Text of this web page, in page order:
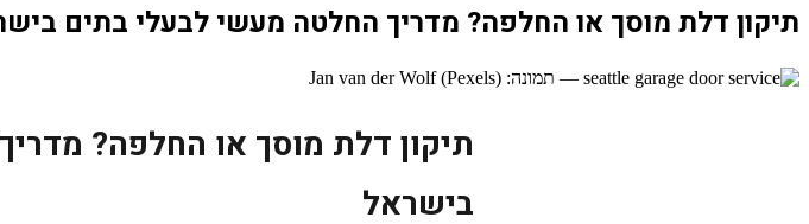
תיקון דלת מוסך או החלפה? מדריך החלטה מעשי לבעלי בתים
תיקון דלת מוסך או החלפה?
בישראל